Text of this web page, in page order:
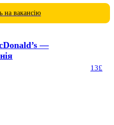
на вакансію
—
13£